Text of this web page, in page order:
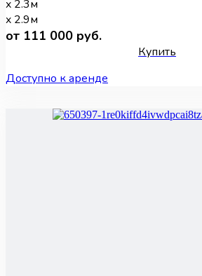
x 2.3м
x 2.9м
от 111 000 руб.
Купить
Доступно к аренде